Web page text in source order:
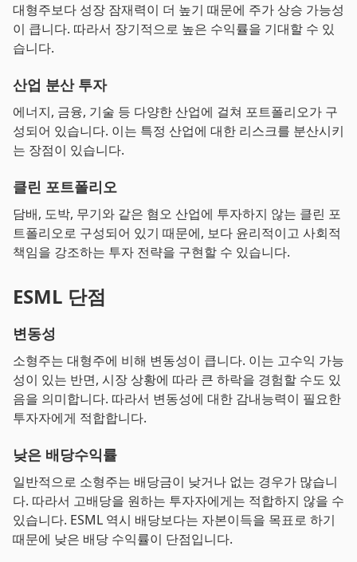
대형주보다 성장 잠재력이 더 높기 때문에 주가 상승 가능성
이 큽니다. 따라서 장기적으로 높은 수익률을 기대할 수 있
습니다.
산업 분산 투자
에너지, 금융, 기술 등 다양한 산업에 걸쳐 포트폴리오가 구
성되어 있습니다. 이는 특정 산업에 대한 리스크를 분산시키
는 장점이 있습니다.
클린 포트폴리오
담배, 도박, 무기와 같은 혐오 산업에 투자하지 않는 클린 포
트폴리오로 구성되어 있기 때문에, 보다 윤리적이고 사회적
책임을 강조하는 투자 전략을 구현할 수 있습니다.
ESML 단점
변동성
소형주는 대형주에 비해 변동성이 큽니다. 이는 고수익 가능
성이 있는 반면, 시장 상황에 따라 큰 하락을 경험할 수도 있
음을 의미합니다. 따라서 변동성에 대한 감내능력이 필요한
투자자에게 적합합니다.
낮은 배당수익률
일반적으로 소형주는 배당금이 낮거나 없는 경우가 많습니
다. 따라서 고배당을 원하는 투자자에게는 적합하지 않을 수
있습니다. ESML 역시 배당보다는 자본이득을 목표로 하기
때문에 낮은 배당 수익률이 단점입니다.